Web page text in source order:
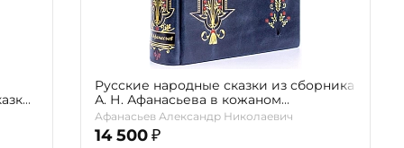
Русские народные сказки из сборника
А. Н. Афанасьева в кожаном
переплете
Афанасьев Александр Николаевич
14 500 ₽